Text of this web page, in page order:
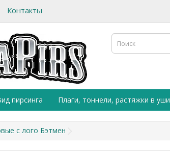
Контакты
пирсинга Плаги, тоннели, растяжки в уши
c лого Бэтмен